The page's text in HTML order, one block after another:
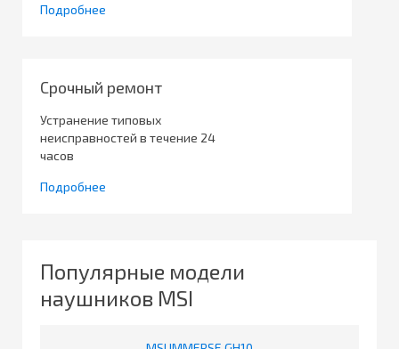
Подробнее
Срочный ремонт
Устранение типовых
неисправностей в течение 24
часов
Подробнее
Популярные модели
наушников MSI